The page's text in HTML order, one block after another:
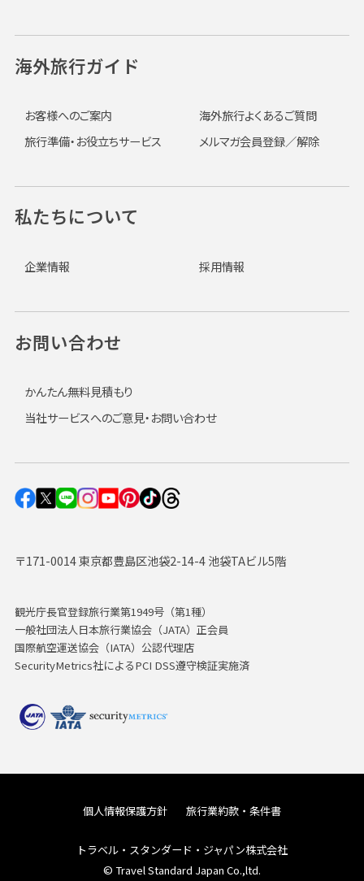
〒171-0014 東京都豊島区池袋2-14-4 池袋TAビル5階
観光庁長官登録旅行業第1949号（第1種）
一般社団法人日本旅行業協会（JATA）正会員
国際航空運送協会（IATA）公認代理店
SecurityMetrics社によるPCI DSS遵守検証実施済
海外旅行ガイド
お客様へのご案内
海外旅行よくあるご質問
旅行準備・お役立ちサービス
メルマガ会員登録／解除
私たちについて
企業情報 採用情報
お問い合わせ
かんたん無料見積もり
当社サービスへのご意見・お問い合わせ
個人情報保護方針 旅行業約款・条件書
トラベル・スタンダード・ジャパン株式会社
© Travel Standard Japan Co.,ltd.